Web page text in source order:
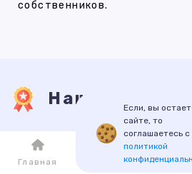
собственников.
Наши услуги
ПРОДАЖА АРЕНДА
Если, вы
сайте, то
соглашаетесь с
политикой
Главная Каталог